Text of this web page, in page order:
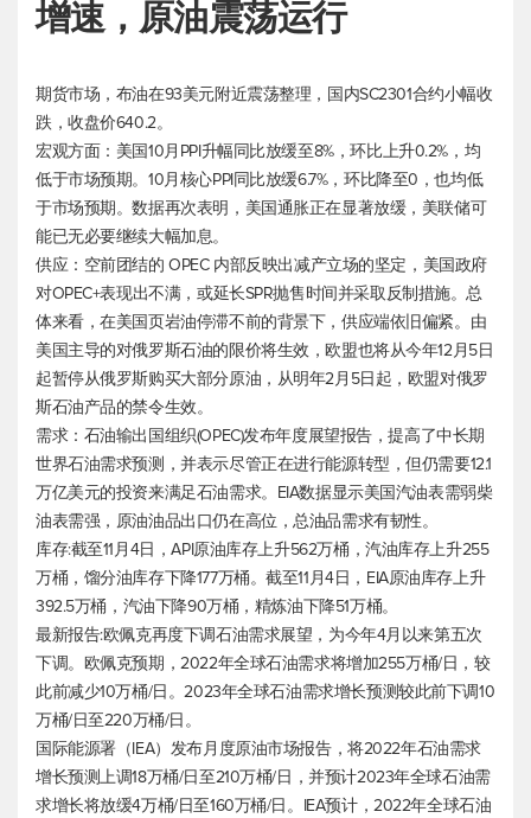
增速，原油震荡运行
期货市场，布油在93美元附近震荡整理，国内SC2301合约小幅收
跌，收盘价640.2。
宏观方面：美国10月PPI升幅同比放缓至8%，环比上升0.2%，均
低于市场预期。10月核心PPI同比放缓6.7%，环比降至0，也均低
于市场预期。数据再次表明，美国通胀正在显著放缓，美联储可
能已无必要继续大幅加息。
供应：空前团结的 OPEC 内部反映出减产立场的坚定，美国政府
对OPEC+表现出不满，或延长SPR抛售时间并采取反制措施。总
体来看，在美国页岩油停滞不前的背景下，供应端依旧偏紧。由
美国主导的对俄罗斯石油的限价将生效，欧盟也将从今年12月5日
起暂停从俄罗斯购买大部分原油，从明年2月5日起，欧盟对俄罗
斯石油产品的禁令生效。
需求：石油输出国组织(OPEC)发布年度展望报告，提高了中长期
世界石油需求预测，并表示尽管正在进行能源转型，但仍需要12.1
万亿美元的投资来满足石油需求。EIA数据显示美国汽油表需弱柴
油表需强，原油油品出口仍在高位，总油品需求有韧性。
库存:截至11月4日，API原油库存上升562万桶，汽油库存上升255
万桶，馏分油库存下降177万桶。截至11月4日，EIA原油库存上升
392.5万桶，汽油下降90万桶，精炼油下降51万桶。
最新报告:欧佩克再度下调石油需求展望，为今年4月以来第五次
下调。欧佩克预期，2022年全球石油需求将增加255万桶/日，较
此前减少10万桶/日。2023年全球石油需求增长预测较此前下调10
万桶/日至220万桶/日。
国际能源署（IEA）发布月度原油市场报告，将2022年石油需求
增长预测上调18万桶/日至210万桶/日，并预计2023年全球石油需
求增长将放缓4万桶/日至160万桶/日。IEA预计，2022年全球石油